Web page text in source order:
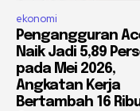
ekonomi
Pengangguran
Naik Jadi 5,89
pada Mei 2026,
Angkatan Kerja
Bertambah 16